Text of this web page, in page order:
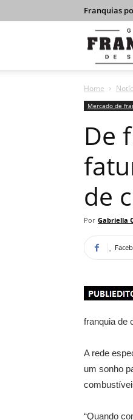
Franquias
Home
Mercado de
De
de
Por Gabriella
franquia de
A rede
um sonho
“Quando